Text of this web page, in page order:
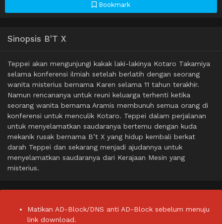
Bookmark
Sinopsis B'T X
Teppei akan mengunjungi kakak laki-lakinya Kotaro Takamiya
selama konferensi ilmiah setelah berlatih dengan seorang
wanita misterius bernama Karen selama 11 tahun terakhir.
Namun rencananya untuk reuni keluarga terhenti ketika
seorang wanita bernama Aramis membunuh semua orang di
konferensi untuk menculik Kotaro. Teppei dalam perjalanan
untuk menyelamatkan saudaranya bertemu dengan kuda
mekanik rusak bernama B’t X yang hidup kembali berkat
darah Teppei dan sekarang menjadi ajudannya untuk
menyelamatkan saudaranya dari Kerajaan Mesin yang
misterius.
Matikan AD-Block/DNS anti AD-Block sebelum menuju
link download.